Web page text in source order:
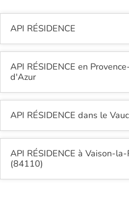
API RÉSIDENCE
API RÉSIDENCE en
d'Azur
API RÉSIDENCE dans le
API RÉSIDENCE à Vaison-
(84110)